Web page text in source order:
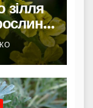
зілля